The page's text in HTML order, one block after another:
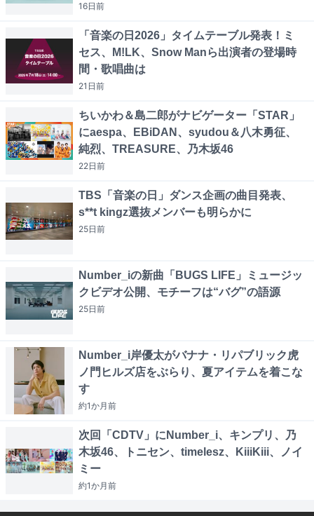
16日前
「音楽の日2026」タイムテーブル発表！ミ
セス、M!LK、Snow Manら出演者の登場時
間・歌唱曲は
21日前
ちいかわ＆島二郎がナビゲーター「STAR」
にaespa、EBiDAN、syudou＆八木勇征、
純烈、TREASURE、乃木坂46
22日前
TBS「音楽の日」ダンス企画の曲目発表、
s**t kingz選抜メンバーも明らかに
25日前
Number_iの新曲「BUGS LIFE」ミュージッ
クビデオ公開、モチーフは“バグ”の語源
25日前
Number_i岸優太がバナナ・リパブリック虎
ノ門ヒルズ店をぶらり、夏アイテムを着こな
す
約1か月前
次回「CDTV」にNumber_i、キンプリ、乃
木坂46、トニセン、timelesz、KiiiKiii、ノイ
ミー
約1か月前